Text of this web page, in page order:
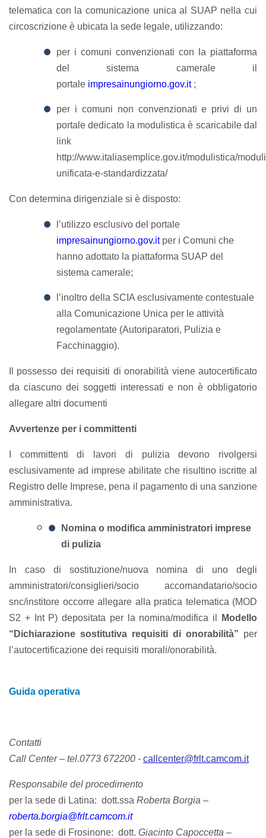
telematica con la comunicazione unica al SUAP nella cui
circoscrizione è ubicata la sede legale, utilizzando:
per i comuni convenzionati con la piattaforma
del sistema camerale il
portale impresainungiorno.gov.it;
per i comuni non convenzionati e privi di un
portale dedicato la modulistica è scaricabile dal
link
http://www.italiasemplice.gov.it/modulistica/
unificata-e-standardizzata/
Con determina dirigenziale si è disposto:
l’utilizzo esclusivo del portale
impresainungiorno.gov.itper i Comuni che
hanno adottato la piattaforma SUAP del
sistema camerale;
l’inoltro della SCIA esclusivamente contestuale
alla Comunicazione Unica per le attività
regolamentate (Autoriparatori, Pulizia e
Facchinaggio).
Il possesso dei requisiti di onorabilità viene autocertificato
da ciascuno dei soggetti interessati e non è obbligatorio
allegare altri documenti
Avvertenze per i committenti
I committenti di lavori di pulizia devono rivolgersi
esclusivamente ad imprese abilitate che risultino iscritte al
Registro delle Imprese, pena il pagamento di una sanzione
amministrativa.
Nomina o modifica amministratori imprese
di pulizia
In caso di sostituzione/nuova nomina di uno degli
amministratori/consiglieri/socio accomandatario/socio
snc/institore occorre allegare alla pratica telematica (MOD
S2 + Int P) depositata per la nomina/modifica il
Modello
“Dichiarazione sostitutiva requisiti di onorabilità” per
l’autocertificazione dei requisiti morali/onorabilità.
Guida operativa
Contatti
Call Center – tel.0773 672200 - callcenter@frlt.camcom.it
Responsabile del procedimento
per la sede di Latina: dott.ssa Roberta Borgia –
roberta.borgia@frlt.camcom.it
per la sede di Frosinone: dott. Giacinto Capoccetta –